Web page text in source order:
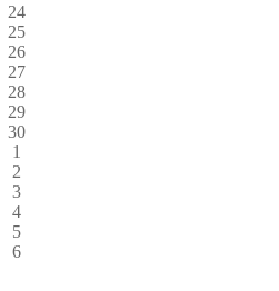
24
25
26
27
28
29
30
1
2
3
4
5
6